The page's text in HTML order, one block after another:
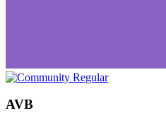
AVB